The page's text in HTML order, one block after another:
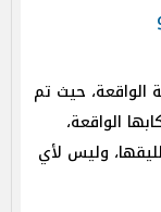
الواقعة، حيث تم
الواقعة،
وليس لأي